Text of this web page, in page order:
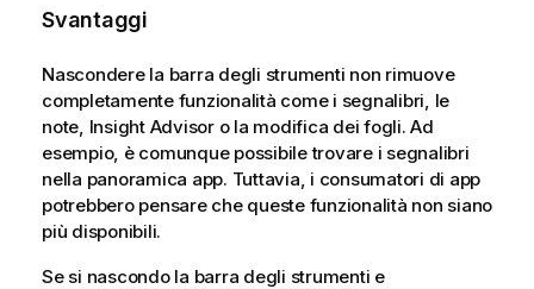
Svantaggi
Nascondere la barra degli strumenti non rimuove
completamente funzionalità come i segnalibri, le
note, Insight Advisor o la modifica dei fogli. Ad
esempio, è comunque possibile trovare i segnalibri
nella panoramica app. Tuttavia, i consumatori di app
potrebbero pensare che queste funzionalità non siano
più disponibili.
Se si nascondo la barra degli strumenti e